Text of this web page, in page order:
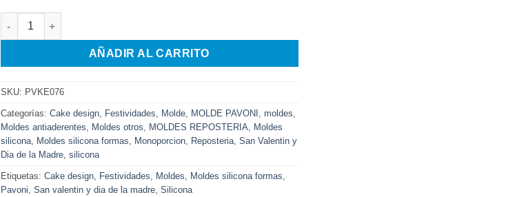
MOLDE SILICONA MINI CADEAU cantidad
AÑADIR AL CARRITO
SKU: PVKE076
Categorías: Cake design, Festividades Molde, MOLDE PAVONI moldes
Moldes antiaderentes
Moldes otros MOLDES REPOSTERIA
Moldes
silicona, Moldes silicona formas Monoporcion, Reposteria, San Valentin y
Dia de la Madre, silicona
Etiquetas: Cake design, Festividades Moldes Moldes silicona formas
Pavoni San valentin y dia de la madre, Silicona